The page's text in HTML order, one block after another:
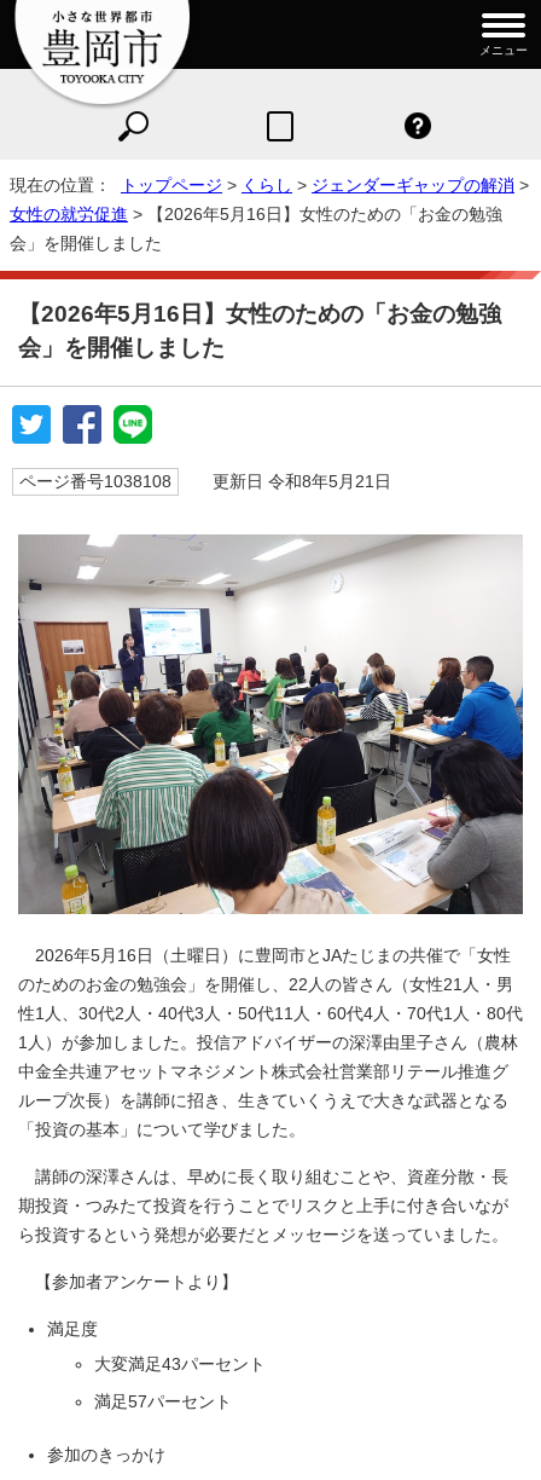
メニュー
現在の位置： トップページ > くらし > ジェンダーギャップの解消 >
女性の就労促進 > 【2026年5月16日】女性のための「お金の勉強
会」を開催しました
【2026年5月16日】女性のための「お金の勉強
会」を開催しました
ページ番号1038108 更新日 令和8年5月21日
2026年5月16日（土曜日）に豊岡市とJAたじまの共催で「女性
のためのお金の勉強会」を開催し、22人の皆さん（女性21人・男
性1人、30代2人・40代3人・50代11人・60代4人・70代1人・80代
1人）が参加しました。投信アドバイザーの深澤由里子さん（農林
中金全共連アセットマネジメント株式会社営業部リテール推進グ
ループ次長）を講師に招き、生きていくうえで大きな武器となる
「投資の基本」について学びました。
講師の深澤さんは、早めに長く取り組むことや、資産分散・長
期投資・つみたて投資を行うことでリスクと上手に付き合いなが
ら投資するという発想が必要だとメッセージを送っていました。
【参加者アンケートより】
満足度
大変満足43パーセント
満足57パーセント
参加のきっかけ